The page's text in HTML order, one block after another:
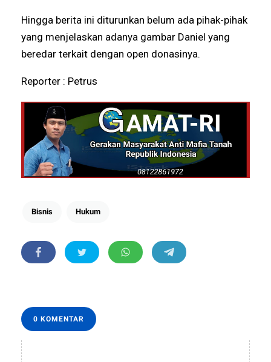
Hingga berita ini diturunkan belum ada pihak-pihak
yang menjelaskan adanya gambar Daniel yang
beredar terkait dengan open donasinya.
Reporter : Petrus
Bisnis Hukum
0 KOMENTAR